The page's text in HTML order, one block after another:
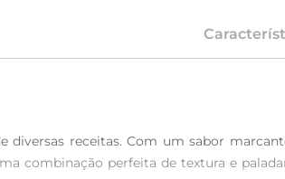
receitas. Com um sabor
combinação perfeita de textura e